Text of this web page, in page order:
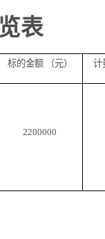
表
标的金额 （元） 计
2200000